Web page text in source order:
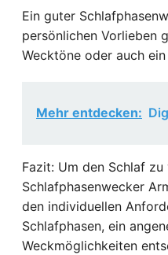
Ein guter
persönlichen Vorlieben
Wecktöne oder auch
Mehr entdecken:
Fazit: Um den Schlaf
Schlafphasenwecker
den individuellen
Schlafphasen, ein
Weckmöglichkeiten